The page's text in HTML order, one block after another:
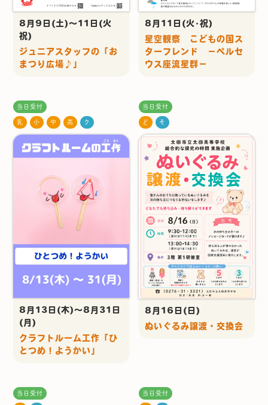
8月9日(土)～11日(火
祝)
ジュニアスタッフの「お
まつり広場♪」
8月11日(火･祝)
星空観察 こどもの国ス
ターフレンド －ペルセ
ウス座流星群－
当日受付
乳 小 中 高 ク
8月13日(木)～8月31日
(月)
クラフトルーム工作「ひ
とつめ！ようかい」
当日受付
ど そ
8月16日(日)
ぬいぐるみ譲渡・交換会
当日受付 当日受付